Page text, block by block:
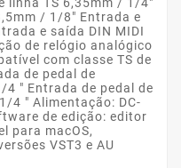
linha TS 6,35mm / 1/4″
/ 1/8″ Entrada e
e saída DIN MIDI
de relógio analógico
com classe TS de
de pedal de
″ Entrada de pedal de
4 ″ Alimentação: DC-
de edição: editor
para macOS,
VST3 e AU